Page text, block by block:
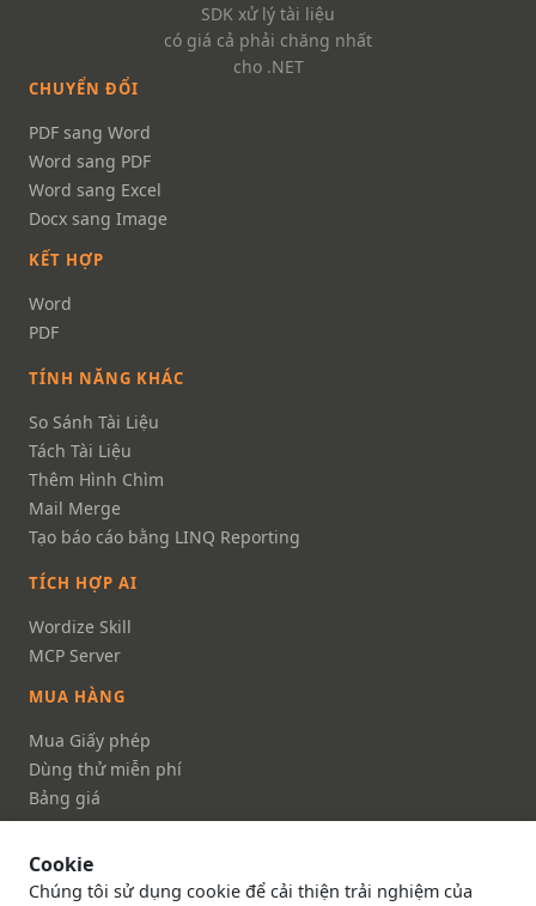
Cookie
Chúng tôi sử dụng cookie để cải thiện trải nghiệm của
SDK xử lý tài liệu
có giá cả phải chăng nhất
cho .NET
CHUYỂN ĐỔI
PDF sang Word
Word sang PDF
Word sang Excel
Docx sang Image
KẾT HỢP
Word
PDF
TÍNH NĂNG KHÁC
So Sánh Tài Liệu
Tách Tài Liệu
Thêm Hình Chìm
Mail Merge
Tạo báo cáo bằng LINQ Reporting
TÍCH HỢP AI
Wordize Skill
MCP Server
MUA HÀNG
Mua Giấy phép
Dùng thử miễn phí
Bảng giá
FAQ
TÀI LIỆU